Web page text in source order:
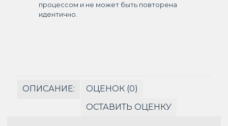
процессом и не может быть повторена
идентично.
ОПИСАНИЕ:
ОЦЕНОК (0)
ОСТАВИТЬ ОЦЕНКУ